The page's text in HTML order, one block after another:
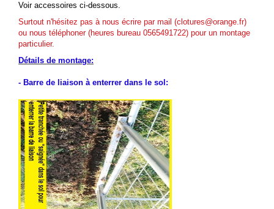
Voir accessoires ci-dessous.
Surtout n'hésitez pas à nous écrire par mail (clotures@orange.fr)
ou nous téléphoner (heures bureau 0565491722) pour un montage
particulier.
Détails de montage:
- Barre de liaison à enterrer dans le sol: